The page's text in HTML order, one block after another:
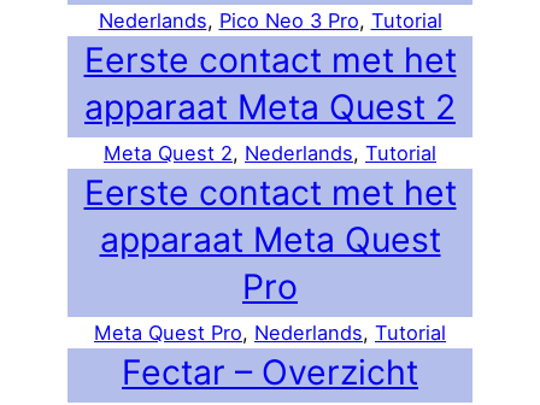
Nederlands, Pico Neo 3 Pro, Tutorial
Eerste contact met het
apparaat Meta Quest 2
Meta Quest 2, Nederlands, Tutorial
Eerste contact met het
apparaat Meta Quest
Pro
Meta Quest Pro, Nederlands, Tutorial
Fectar – Overzicht